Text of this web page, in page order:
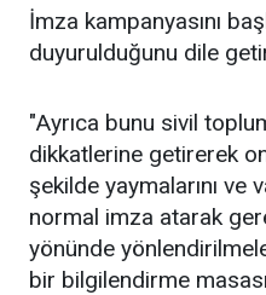
İmza kampanyasını
duyurulduğunu dile
"Ayrıca bunu sivil
dikkatlerine getirerek
şekilde yaymalarını ve
normal imza atarak
yönünde
bir bilgilendirme